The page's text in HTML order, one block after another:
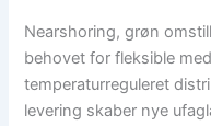
Nearshoring, grøn
behovet for fleksible
temperaturreguleret
levering skaber nye